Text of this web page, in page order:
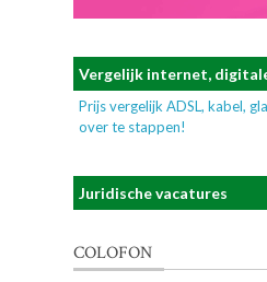
Vergelijk internet,
Prijs vergelijk ADSL, kabel,
over te stappen!
Juridische vacatures
COLOFON